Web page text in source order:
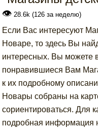
👁 28.6k (126 за неделю)
Если Вас интересуют
Новаре, то здесь Вы
интересных. Вы можете
понравившиеся Вам
к их подробному
Новары собраны на
сориентироваться. Для
подробная информация